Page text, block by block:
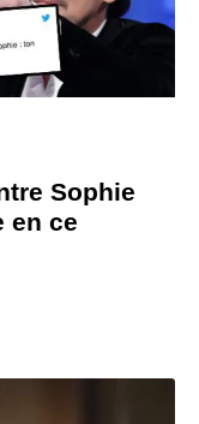
Sophie
en ce